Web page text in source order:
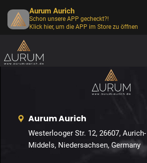
Gallery
Home– Gallery
Home Events Galerien
Aurum Aurich
Westerlooger Str. 12, 26607, Aurich-
Middels, Niedersachsen, Germany
Aurum Aurich
Schon unsere APP gecheckt?!
Klick hier, um die APP im Store zu öffnen